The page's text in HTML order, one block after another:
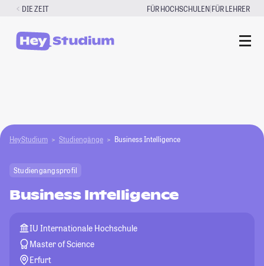
Zum
springen
DIE ZEIT FÜR HOCHSCHULEN|FÜR LEHRER
HeyStudium Studiengänge Business Intelligence
Studiengangsprofil
Business Intelligence
IU Internationale Hochschule
Master of Science
Erfurt